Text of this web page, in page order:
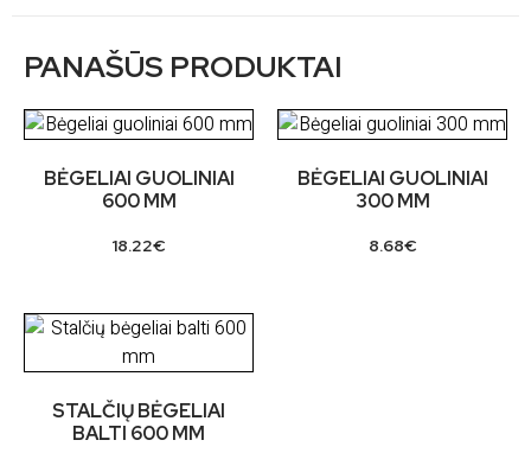
PANAŠŪS PRODUKTAI
BĖGELIAI GUOLINIAI
600 MM
18.22€
BĖGELIAI GUOLINIAI
300 MM
8.68€
STALČIŲ BĖGELIAI
BALTI 600 MM